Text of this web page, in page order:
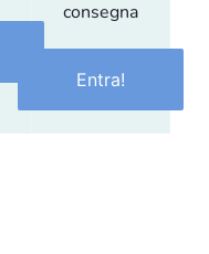
consegna
Entra!